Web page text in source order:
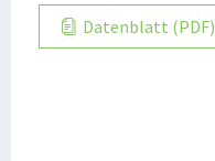
Datenblatt (PDF)